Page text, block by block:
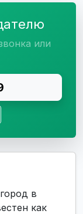
или
в
как